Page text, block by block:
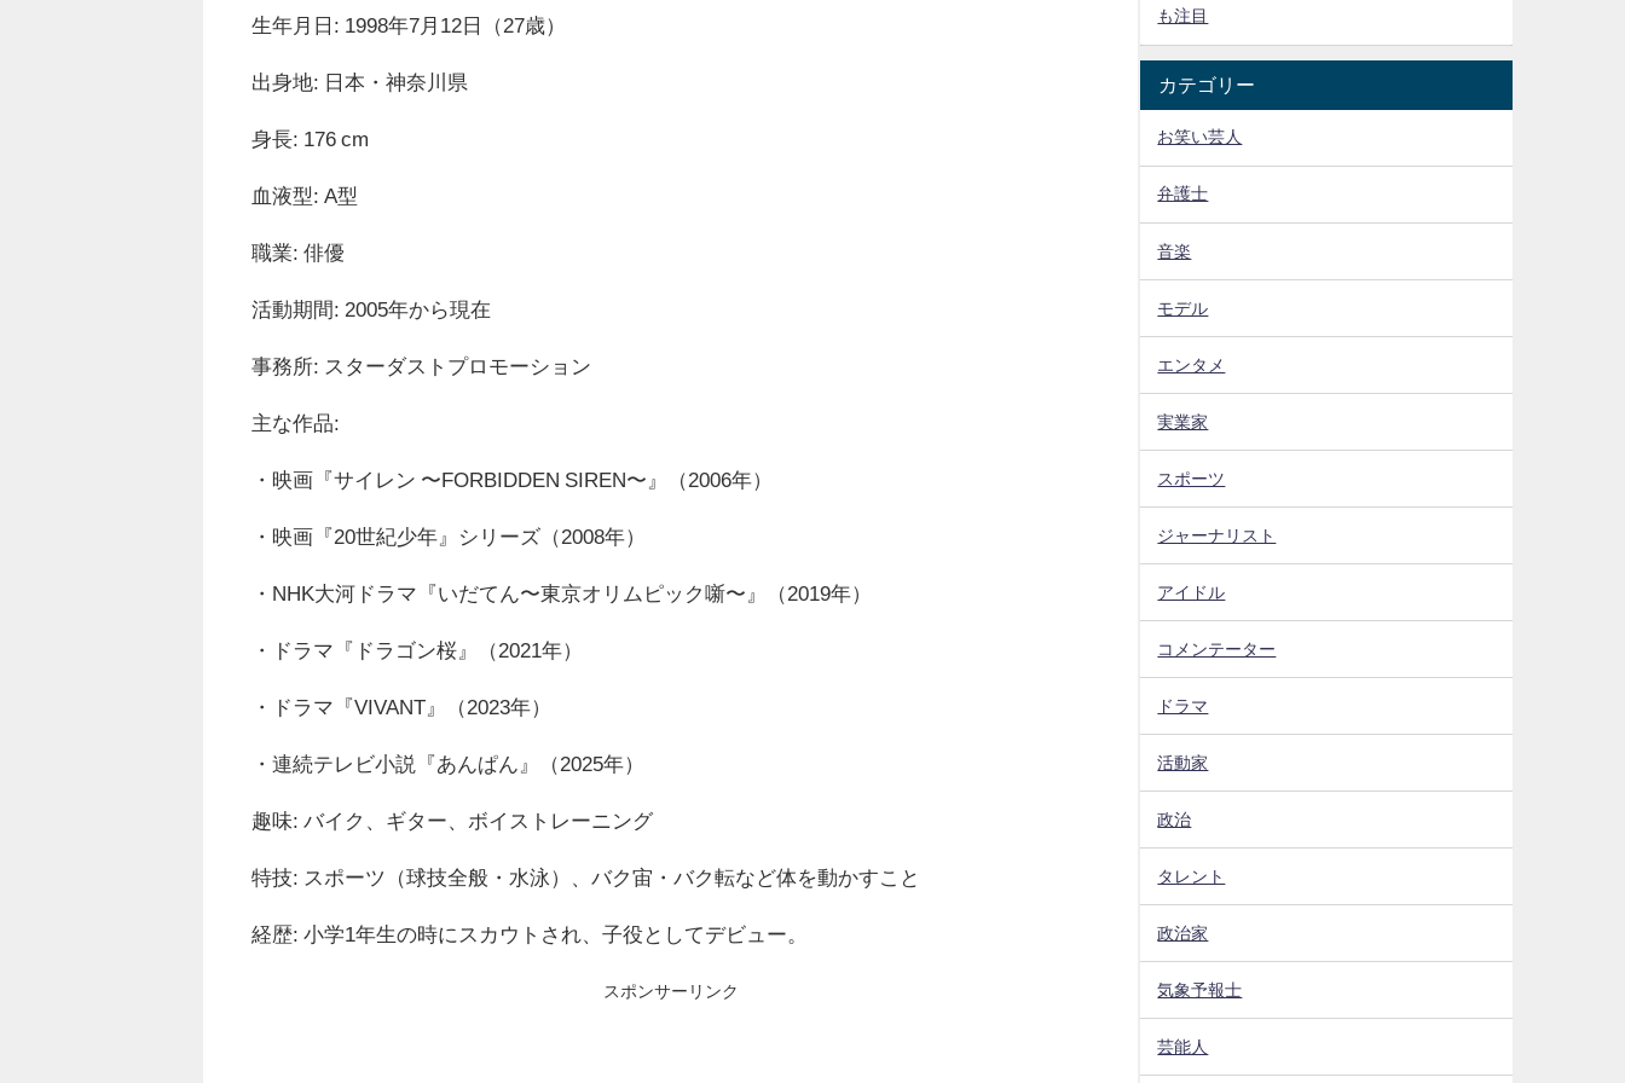
生年月日: 1998年7月12日（27歳）
出身地: 日本・神奈川県
身長: 176 cm
血液型: A型
職業: 俳優
活動期間: 2005年から現在
事務所: スターダストプロモーション
主な作品:
・映画『サイレン 〜FORBIDDEN SIREN〜』（2006年）
・映画『20世紀少年』シリーズ（2008年）
・NHK大河ドラマ『いだてん〜東京オリムピック噺〜』（2019年）
・ドラマ『ドラゴン桜』（2021年）
・ドラマ『VIVANT』（2023年）
・連続テレビ小説『あんぱん』（2025年）
趣味: バイク、ギター、ボイストレーニング
特技: スポーツ（球技全般・水泳）、バク宙・バク転など体を動かすこと
経歴: 小学1年生の時にスカウトされ、子役としてデビュー。
スポンサーリンク
も注目
カテゴリー
お笑い芸人
弁護士
音楽
モデル
エンタメ
実業家
スポーツ
ジャーナリスト
アイドル
コメンテーター
ドラマ
活動家
政治
タレント
政治家
気象予報士
芸能人